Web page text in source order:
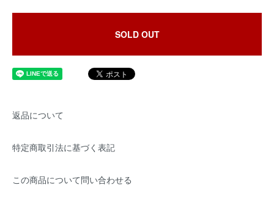
SOLD OUT
返品について
特定商取引法に基づく表記
この商品について問い合わせる